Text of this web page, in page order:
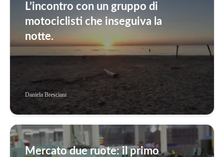
L’incontro con un gruppo di
motociclisti che inseguiva la
notte.
Daniela Bresciani
Mercato due ruote: il primo